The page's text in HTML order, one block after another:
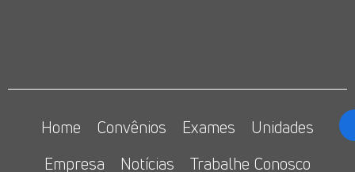
Home Convênios Exames
Unidades
Empresa
Notícias
Trabalhe Conosco